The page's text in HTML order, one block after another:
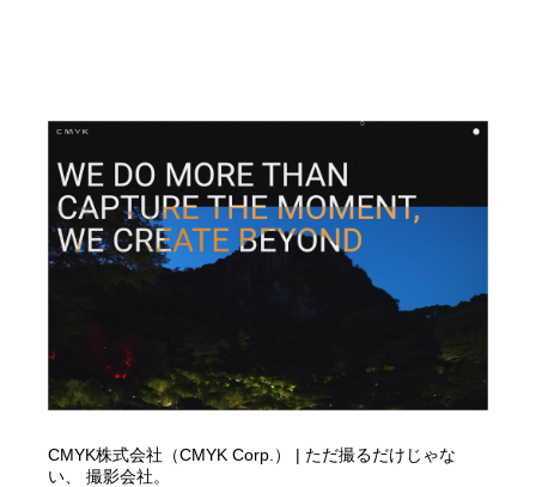
CMYK株式会社（CMYK Corp.） | ただ撮るだけじゃな
い、 撮影会社。